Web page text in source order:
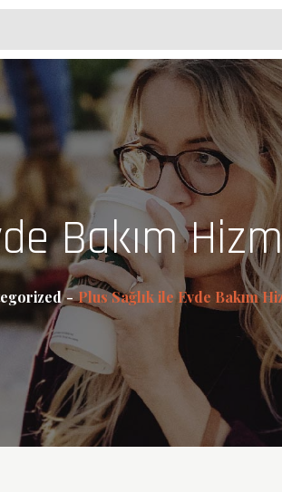
Bakım
Plus Sağlık ile Evde Bakım